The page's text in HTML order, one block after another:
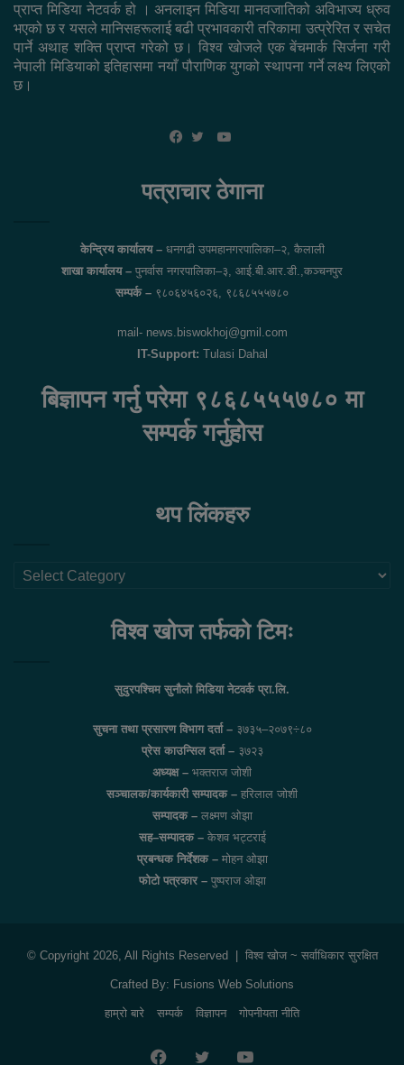
प्राप्त मिडिया नेटवर्क हो । अनलाइन मिडिया मानवजातिको अविभाज्य ध्रुव
भएको छ र यसले मानिसहरूलाई बढी प्रभावकारी तरिकामा उत्प्रेरित र सचेत
पार्ने अथाह शक्ति प्राप्त गरेको छ। विश्व खोजले एक बेंचमार्क सिर्जना गरी
नेपाली मिडियाको इतिहासमा नयाँ पौराणिक युगको स्थापना गर्ने लक्ष्य लिएको
छ।
YouTube
पत्राचार ठेगाना
केन्द्रिय कार्यालय –धनगढी उपमहानगरपालिका–२, कैलाली
शाखा कार्यालय – पुनर्वास नगरपालिका–३, आई.बी.आर.डी.,कञ्चनपुर
सम्पर्क – ९८०६४५६०२६, ९८६८५५५७८०
mail- news.biswokhoj@gmil.com
IT-Support: Tulasi Dahal
बिज्ञापन गर्नु परेमा ९८६८५५५७८० मा
सम्पर्क गर्नुहोस
थप लिंकहरु
थप
विश्व खोज तर्फको टिमः
सुदुरपश्चिम सुनौलो मिडिया नेटवर्क प्रा.लि.
सुचना तथा प्रसारण विभाग दर्ता – ३७३५–२०७९÷८०
प्रेस काउन्सिल दर्ता – ३७२३
अध्यक्ष – भक्तराज जोशी
सञ्चालक/कार्यकारी सम्पादक – हरिलाल जोशी
सम्पादक –लक्ष्मण ओझा
सह–सम्पादक –केशव भट्टराई
प्रबन्धक निर्देशक –मोहन ओझा
फोटो पत्रकार –पुष्पराज ओझा
© Copyright 2026, All Rights Reserved | विश्व खोज~ सर्वाधिकार सुरक्षित
Crafted By: Fusions Web Solutions
हाम्रो बारे सम्पर्क विज्ञापन गोपनीयता नीति
Facebook
Twitter